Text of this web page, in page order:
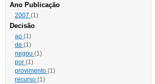
Ano Publicação
2007 (1)
Decisão
ao (1)
de (1)
negou (1)
por (1)
provimento (1)
recurso (1)